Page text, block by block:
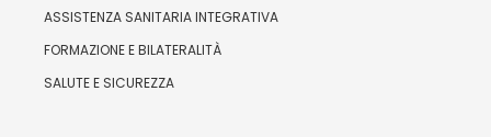
ASSISTENZA SANITARIA INTEGRATIVA
FORMAZIONE E BILATERALITÀ
SALUTE E SICUREZZA